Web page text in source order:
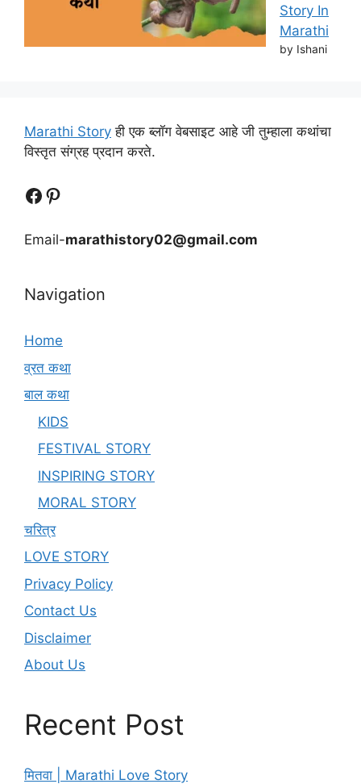
Story In
Marathi
by Ishani
Marathi Story ही एक ब्लॉग वेबसाइट आहे जी तुम्हाला कथांचा
विस्तृत संग्रह प्रदान करते.
Follow UsFollow us
Email-marathistory02@gmail.com
Navigation
Home
व्रत कथा
बाल कथा
KIDS
FESTIVAL STORY
INSPIRING STORY
MORAL STORY
चरित्र
LOVE STORY
Privacy Policy
Contact Us
Disclaimer
About Us
Recent Post
मितवा | Marathi Love Story